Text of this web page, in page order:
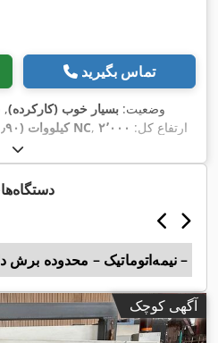
تماس بگیرید
وضعیت: بسیار خوب (کارکرده),
کیلووات (۱٫۹۰ اسب بخار)کنترل NC , ارتفاع کل: ۲٬۰۰۰
– نیمه‌اتوماتیک – محدوده برش دایره‌ای ۰ تا
آگهی کوچک